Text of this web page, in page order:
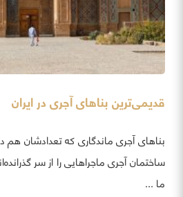
قدیمی‌ترین بناهای آجری در ایران
بناهای آجری ماندگاری که تعدادشان
ساختمان آجری ماجراهایی را از سر
ما ...